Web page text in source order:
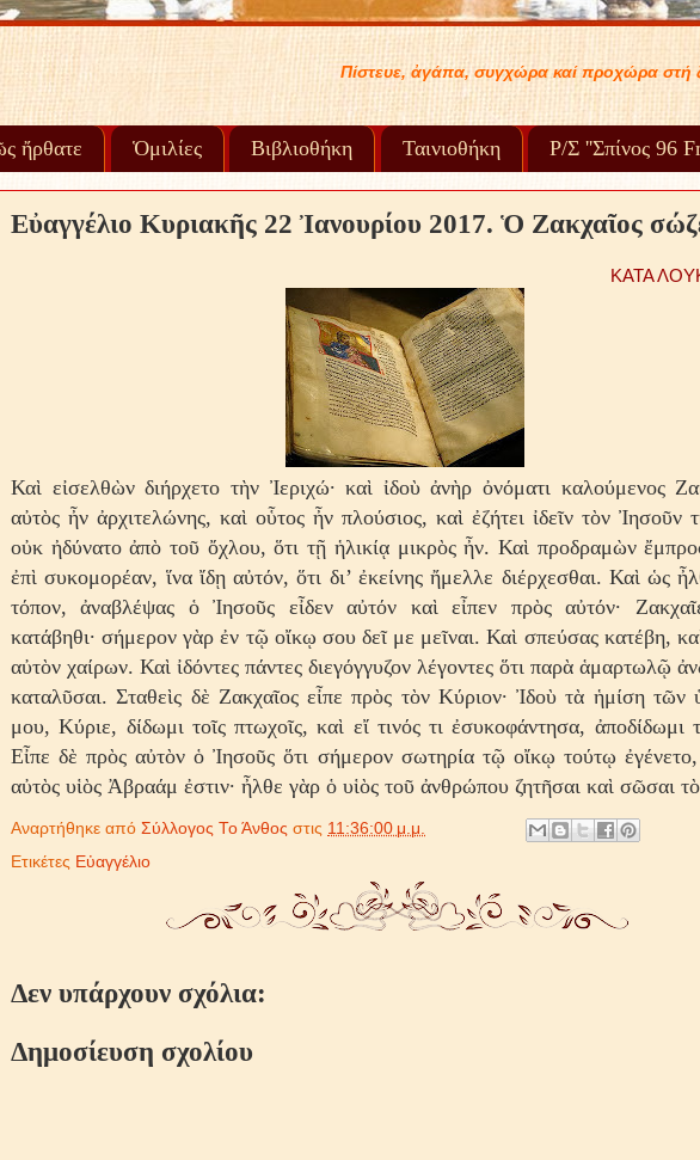
ἀγάπα, συγχώρα καί προχώρα στή ζωή σου..... .
ἤρθατε Ὁμιλίες Βιβλιοθήκη Ταινιοθήκη Ρ/Σ ''Σπίνος 96
Εὐαγγέλιο Κυριακῆς 22 Ἰανουρίου 2017. Ὁ Ζακχαῖος
ΚΑΤΑ
Καὶ εἰσελθὼν διήρχετο τὴν Ἰεριχώ· καὶ ἰδοὺ ἀνὴρ ὀνόματι καλούμενος
αὐτὸς ἦν ἀρχιτελώνης, καὶ οὗτος ἦν πλούσιος, καὶ ἐζήτει ἰδεῖν τὸν Ἰησοῦν
οὐκ ἠδύνατο ἀπὸ τοῦ ὄχλου, ὅτι τῇ ἡλικίᾳ μικρὸς ἦν. Καὶ προδραμὼν
ἐπὶ συκομορέαν, ἵνα ἴδῃ αὐτόν, ὅτι δι’ ἐκείνης ἤμελλε διέρχεσθαι. Καὶ ὡς
τόπον, ἀναβλέψας ὁ Ἰησοῦς εἶδεν αὐτόν καὶ εἶπεν πρὸς αὐτόν·
κατάβηθι· σήμερον γὰρ ἐν τῷ οἴκῳ σου δεῖ με μεῖναι. Καὶ σπεύσας κατέβη,
αὐτὸν χαίρων. Καὶ ἰδόντες πάντες διεγόγγυζον λέγοντες ὅτι παρὰ ἁμαρτωλῷ
καταλῦσαι. Σταθεὶς δὲ Ζακχαῖος εἶπε πρὸς τὸν Κύριον· Ἰδοὺ τὰ ἡμίση τῶν
μου, Κύριε, δίδωμι τοῖς πτωχοῖς, καὶ εἴ τινός τι ἐσυκοφάντησα, ἀποδίδωμι
Εἶπε δὲ πρὸς αὐτὸν ὁ Ἰησοῦς ὅτι σήμερον σωτηρία τῷ οἴκῳ τούτῳ ἐγένετο,
αὐτὸς υἱὸς Ἀβραάμ ἐστιν· ἦλθε γὰρ ὁ υἱὸς τοῦ ἀνθρώπου ζητῆσαι καὶ σῶσαι
Αναρτήθηκε από Σύλλογος Το Άνθος στις 11:36:00 μ.μ.
Ετικέτες Εὐαγγέλιο
Δεν υπάρχουν σχόλια:
Δημοσίευση σχολίου